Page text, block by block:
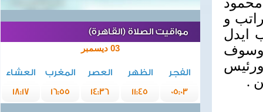
و
ايدل
وسوف
.
مواقيت الصلاة (القاهرة)
03 ديسمبر
الفجر الظهر العصر المغرب
العشاء
05:03
11:45
14:36
16:55
18:17